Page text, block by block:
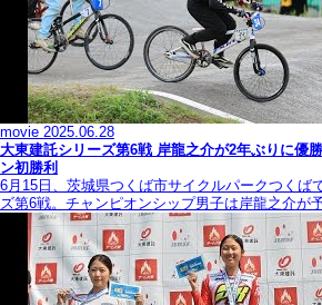
movie 2025.06.28
大東建託シリーズ第6戦 岸龍之介が2年ぶりに優
ン初勝利
6月15日、茨城県つくば市サイクルパークつくば
ズ第6戦。チャンピオンシップ男子は岸龍之介が